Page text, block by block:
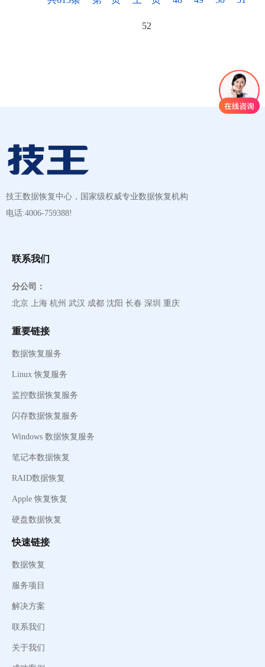
52
技王数据恢复中心，国家级权威专业数据恢复机构
电话:4006-759388!
联系我们
分公司：
北京 上海 杭州 武汉 成都 沈阳 长春 深圳 重庆
重要链接
数据恢复服务
Linux 恢复服务
监控数据恢复服务
闪存数据恢复服务
Windows 数据恢复服务
笔记本数据恢复
RAID数据恢复
Apple 恢复恢复
硬盘数据恢复
快速链接
数据恢复
服务项目
解决方案
联系我们
关于我们